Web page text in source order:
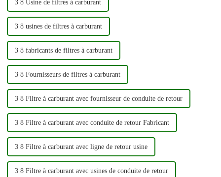
3 8 Usine de filtres à carburant
3 8 usines de filtres à carburant
3 8 fabricants de filtres à carburant
3 8 Fournisseurs de filtres à carburant
3 8 Filtre à carburant avec fournisseur de conduite de retour
3 8 Filtre à carburant avec conduite de retour Fabricant
3 8 Filtre à carburant avec ligne de retour usine
3 8 Filtre à carburant avec usines de conduite de retour